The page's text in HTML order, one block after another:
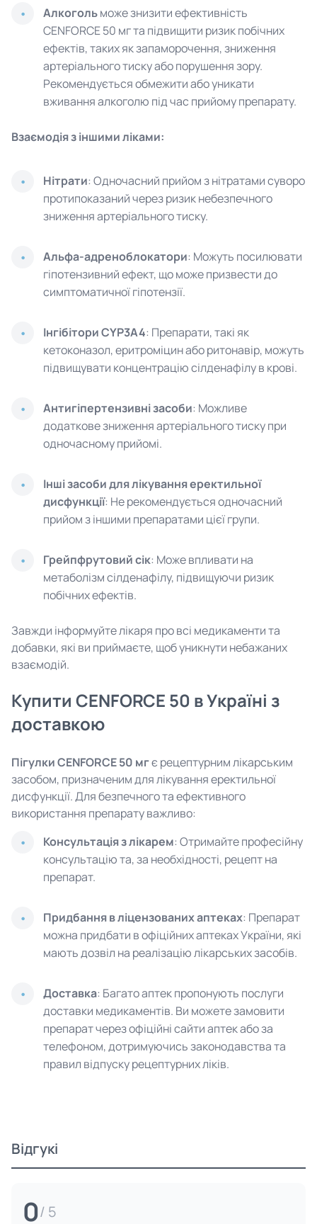
Алкогольможе знизити ефективність
CENFORCE 50 мг та підвищити ризик побічних
ефектів, таких як запаморочення, зниження
артеріального тиску або порушення зору.
Рекомендується обмежити або уникати
вживання алкоголю під час прийому препарату.
Взаємодія з іншими ліками:
Нітрати: Одночасний прийом з нітратами суворо
протипоказаний через ризик небезпечного
зниження артеріального тиску.
Альфа-адреноблокатори: Можуть посилювати
гіпотензивний ефект, що може призвести до
симптоматичної гіпотензії.
Інгібітори CYP3A4: Препарати, такі як
кетоконазол, еритроміцин або ритонавір, можуть
підвищувати концентрацію сілденафілу в крові.
Антигіпертензивні засоби: Можливе
додаткове зниження артеріального тиску при
одночасному прийомі.
Інші засоби для лікування еректильної
дисфункції: Не рекомендується одночасний
прийом з іншими препаратами цієї групи.
Грейпфрутовий сік: Може впливати на
метаболізм сілденафілу, підвищуючи ризик
побічних ефектів.
Завжди інформуйте лікаря про всі медикаменти та
добавки, які ви приймаєте, щоб уникнути небажаних
взаємодій.
Купити CENFORCE 50 в Україні з
доставкою
Пігулки CENFORCE 50 мгє рецептурним лікарським
засобом, призначеним для лікування еректильної
дисфункції. Для безпечного та ефективного
використання препарату важливо:
Консультація з лікарем: Отримайте професійну
консультацію та, за необхідності, рецепт на
препарат.
Придбання в ліцензованих аптеках: Препарат
можна придбати в офіційних аптеках України, які
мають дозвіл на реалізацію лікарських засобів.
Доставка: Багато аптек пропонують послуги
доставки медикаментів. Ви можете замовити
препарат через офіційні сайти аптек або за
телефоном, дотримуючись законодавства та
правил відпуску рецептурних ліків.
Відгукі
0/ 5